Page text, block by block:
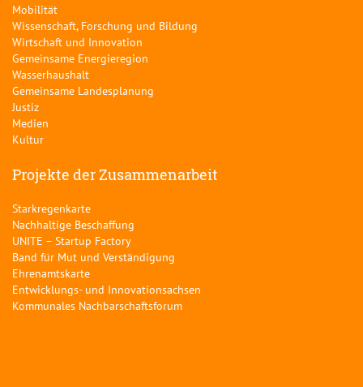
Mobilität
Wissenschaft, Forschung und Bildung
Wirtschaft und Innovation
Gemeinsame Energieregion
Wasserhaushalt
Gemeinsame Landesplanung
Justiz
Medien
Kultur
Projekte der Zusammenarbeit
Starkregenkarte
Nachhaltige Beschaffung
UNITE – Startup Factory
Band für Mut und Verständigung
Ehrenamtskarte
Entwicklungs- und Innovationsachsen
Kommunales Nachbarschaftsforum